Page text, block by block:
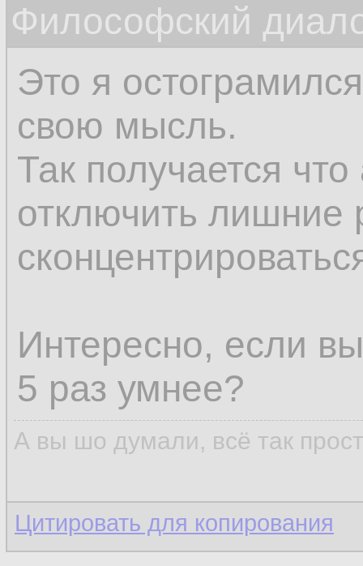
соображения нам
впоследствии.
Философский
Это я
свою мысль.
Так получается
отключить лишние
Интересно, если
5 раз умнее?
А вы шо думали, всё так
Цитировать для копирования